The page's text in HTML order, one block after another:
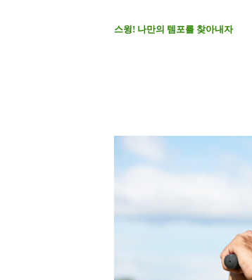
스윙! 나만의 템포를 찾아내자